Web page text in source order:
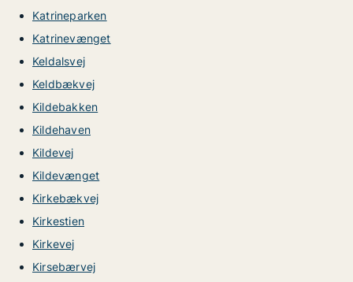
Katrineparken
Katrinevænget
Keldalsvej
Keldbækvej
Kildebakken
Kildehaven
Kildevej
Kildevænget
Kirkebækvej
Kirkestien
Kirkevej
Kirsebærvej